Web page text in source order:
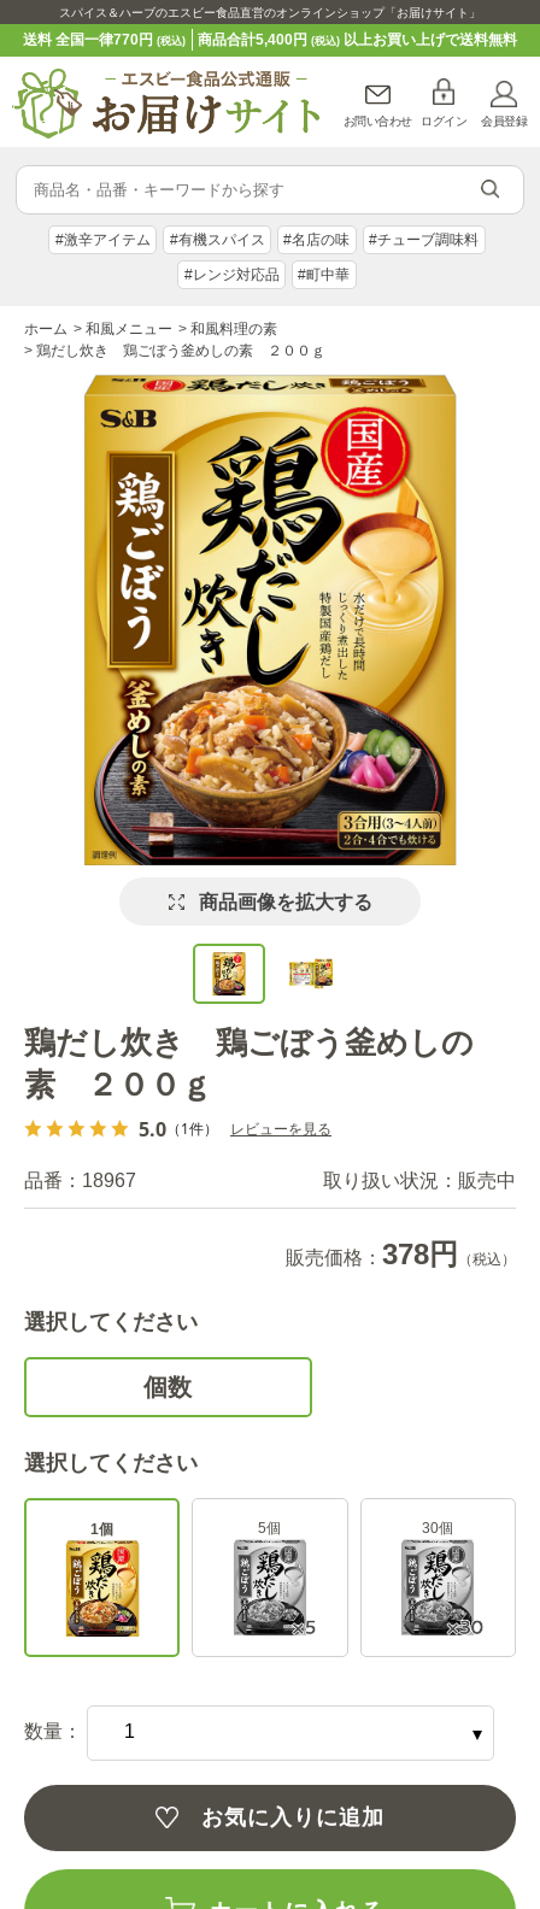
スパイス＆ハーブのエスビー食品直営のオンラインショップ「お届けサイト」
送料 全国一律770円(税込) 商品合計5,400円 (税込)以上お買い上げで送料無料
お問い合わせ ログイン 会員登録
#激辛アイテム #有機スパイス #名店の味 #チューブ調味料
#レンジ対応品 #町中華
ホーム > 和風メニュー > 和風料理の素
> 鶏だし炊き 鶏ごぼう釜めしの素 ２００ｇ
商品画像を拡大する
鶏だし炊き 鶏ごぼう釜めしの
素 ２００ｇ
5.0 （1件） レビューを見る
品番： 18967 取り扱い状況： 販売中
販売価格： 378円 （税込）
選択してください
個数
選択してください
1個 5個 30個
数量：
お気に入りに追加